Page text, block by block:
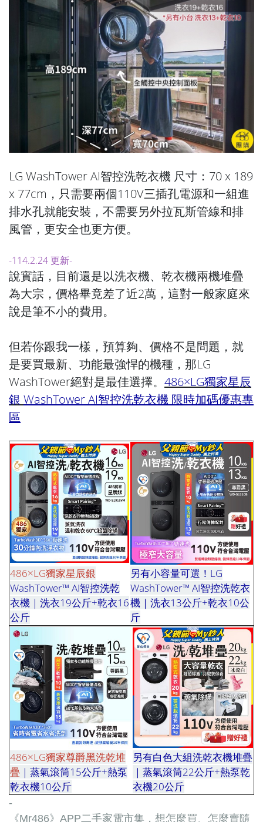
LG WashTower AI智控洗乾衣機 尺寸：70 x 189
x 77cm，只需要兩個110V三插孔電源和一組進
排水孔就能安裝，不需要另外拉瓦斯管線和排
風管，更安全也更方便。
-114.2.24 更新-
說實話，目前還是以洗衣機、乾衣機兩機堆疊
為大宗，價格畢竟差了近2萬，這對一般家庭來
說是筆不小的費用。
但若你跟我一樣，預算夠、價格不是問題，就
是要買最新、功能最強悍的機種，那LG
WashTower絕對是最佳選擇。 486×LG獨家星辰
銀 WashTower AI智控洗乾衣機 限時加碼優惠專
區
486×LG獨家星辰銀
WashTower™ AI智控洗乾
衣機｜洗衣19公斤+乾衣16
公斤
另有小容量可選！LG
WashTower™ AI智控洗乾衣
機｜洗衣13公斤+乾衣10公
斤
486×LG獨家尊爵黑洗乾堆
疊 ｜蒸氣滾筒15公斤+熱泵
乾衣機10公斤
另有白色大組洗乾衣機堆疊
｜蒸氣滾筒22公斤+熱泵乾
衣機20公斤
-
《Mr486》APP二手家電市集，想怎麼買、怎麼賣隨